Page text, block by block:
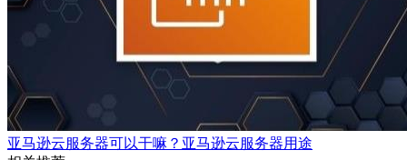
亚马逊云服务器可以干嘛？亚马逊云服务器用途